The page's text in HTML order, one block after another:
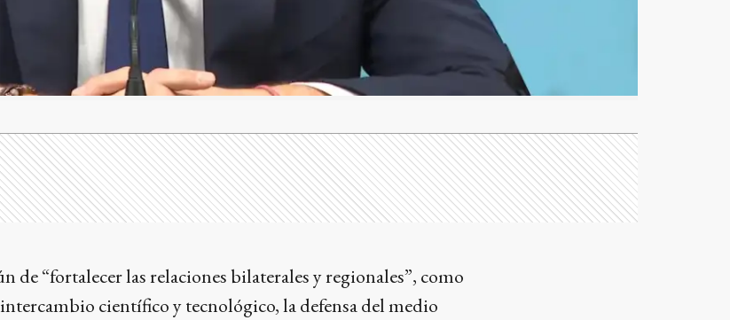
de “fortalecer las relaciones bilaterales y regionales”, como
científico y tecnológico, la defensa del medio